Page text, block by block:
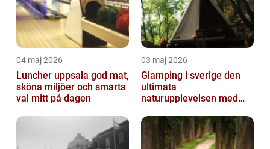
04 maj 2026
Luncher uppsala god mat,
sköna miljöer och smarta
val mitt på dagen
03 maj 2026
Glamping i sverige den
ultimata
naturupplevelsen med